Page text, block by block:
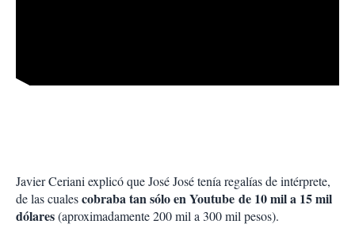
Javier Ceriani explicó que José José tenía regalías de intérprete,
de las cualescobraba tan sólo en Youtube de 10 mil a 15 mil
dólares(aproximadamente 200 mil a 300 mil pesos).